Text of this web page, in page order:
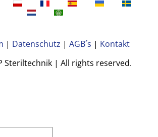
| Datenschutz | AGB´s | Kontakt
Steriltechnik | All rights reserved.